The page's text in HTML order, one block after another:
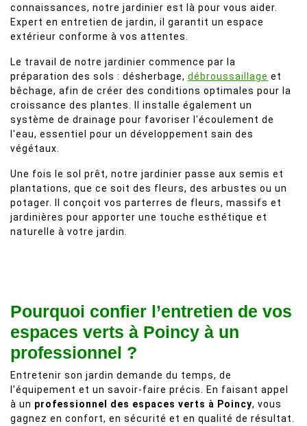
connaissances, notre jardinier est là pour vous aider.
Expert en entretien de jardin, il garantit un espace
extérieur conforme à vos attentes.
Le travail de notre jardinier commence par la
préparation des sols : désherbage, débroussaillage et
bêchage, afin de créer des conditions optimales pour la
croissance des plantes. Il installe également un
système de drainage pour favoriser l'écoulement de
l'eau, essentiel pour un développement sain des
végétaux.
Une fois le sol prêt, notre jardinier passe aux semis et
plantations, que ce soit des fleurs, des arbustes ou un
potager. Il conçoit vos parterres de fleurs, massifs et
jardinières pour apporter une touche esthétique et
naturelle à votre jardin.
Pourquoi confier l’entretien de vos
espaces verts à Poincy à un
professionnel ?
Entretenir son jardin demande du temps, de
l’équipement et un savoir-faire précis. En faisant appel
à un professionnel des espaces verts à Poincy, vous
gagnez en confort, en sécurité et en qualité de résultat.